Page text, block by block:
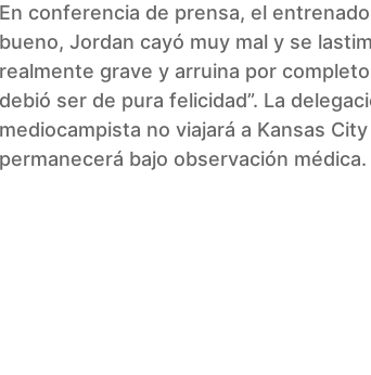
En conferencia de prensa, el
bueno, Jordan cayó muy mal y se
realmente grave y arruina por
debió ser de pura felicidad”. La
mediocampista no viajará a Kansas
permanecerá bajo observación médica.